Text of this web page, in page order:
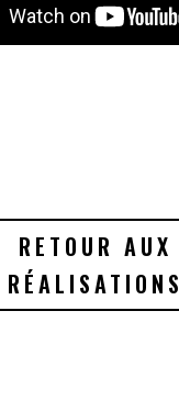
RETOUR AUX
RÉALISATIONS